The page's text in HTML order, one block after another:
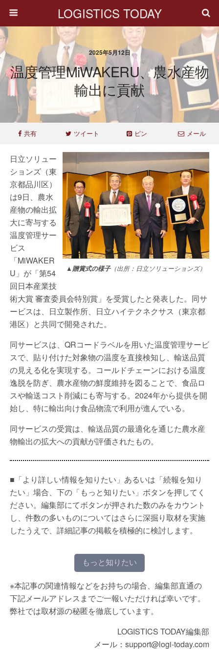
LOGISTICS TODAY
2025年5月12日
温度管理MiWAKERU、農水産物
輸出に貢献
共有 ツイート ピン メール
▲贈賞式の様子（出所：日立ソリューションズ）
日立ソリュー
ションズ（東
京都品川区）
は9日、農水
産物の輸出拡
大に寄与する
温度管理サー
ビス
「MiWAKER
U」が「第54
回日本産業技
術大賞 審査委員会特別賞」を受賞したと発表した。同サ
ービスは、日立製作所、日立ハイテクネクサス（東京都
港区）と共同で開発された。
同サービスは、QRコードラベルを用いた温度管理サービ
スで、貼り付けた対象物の温度を直接検知し、輸送品質
の見える化を実現する。コールドチェーンにおける温度
逸脱を防ぎ、農水産物の鮮度維持を図ることで、食品ロ
スや輸送コスト削減にも寄与する。2024年から提供を開
始し、特に輸出向け食品物流で利用が進んでいる。
同サービスの受賞は、輸送品質の最適化を通じた農水産
物輸出の拡大への貢献が評価されたもの。
■「より詳しい情報を知りたい」あるいは「続報を知り
たい」場合、下の「もっと知りたい」ボタンを押してく
ださい。編集部にてボタンが押された数のみをカウント
し、件数の多いものについてはさらに深掘り取材を実施
したうえで、詳細記事の掲載を積極的に検討します。
もっと知りたい
※本記事の関連情報などをお持ちの場合、編集部直通の
下記メールアドレスまでご一報いただければ幸いです。
弊社では取材源の秘匿を徹底しています。
LOGISTICS TODAY編集部
メール：support@logi-today.com